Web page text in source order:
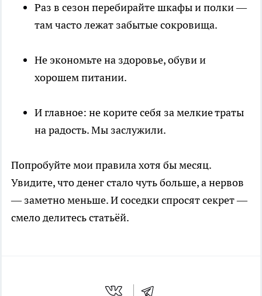
Раз в сезон перебирайте шкафы и полки —
там часто лежат забытые сокровища.
Не экономьте на здоровье, обуви и
хорошем питании.
И главное: не корите себя за мелкие траты
на радость. Мы заслужили.
Попробуйте мои правила хотя бы месяц.
Увидите, что денег стало чуть больше, а нервов
— заметно меньше. И соседки спросят секрет —
смело делитесь статьёй.